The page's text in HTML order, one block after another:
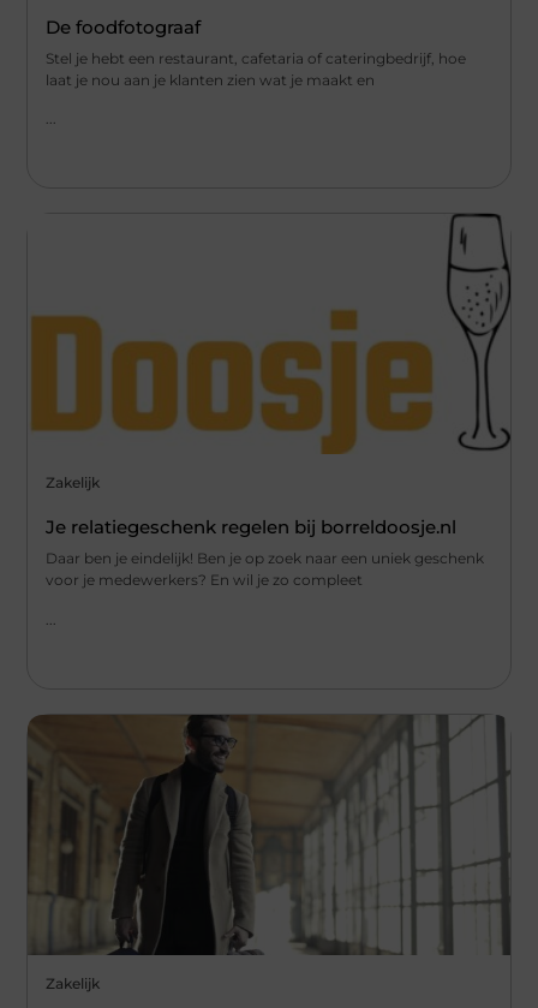
De foodfotograaf
Stel je hebt een restaurant, cafetaria of cateringbedrijf, hoe
laat je nou aan je klanten zien wat je maakt en
...
Zakelijk
Je relatiegeschenk regelen bij borreldoosje.nl
Daar ben je eindelijk! Ben je op zoek naar een uniek geschenk
voor je medewerkers? En wil je zo compleet
Zakelijk